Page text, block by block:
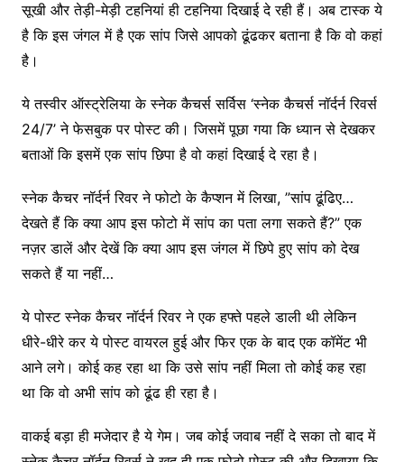
सूखी और तेड़ी-मेड़ी टहनियां ही टहनिया दिखाई दे रही हैं। अब टास्क ये
है कि इस जंगल में है एक सांप जिसे आपको ढूंढकर बताना है कि वो कहां
है।
ये तस्वीर ऑस्ट्रेलिया के स्नेक कैचर्स सर्विस ‘स्नेक कैचर्स नॉर्दर्न रिवर्स
24/7’ ने फेसबुक पर पोस्ट की। जिसमें पूछा गया कि ध्यान से देखकर
बताओं कि इसमें एक सांप छिपा है वो कहां दिखाई दे रहा है।
स्नेक कैचर नॉर्दर्न रिवर ने फोटो के कैप्शन में लिखा, ”सांप ढूंढिए…
देखते हैं कि क्या आप इस फोटो में सांप का पता लगा सकते हैं?” एक
नज़र डालें और देखें कि क्या आप इस जंगल में छिपे हुए सांप को देख
सकते हैं या नहीं…
ये पोस्ट स्नेक कैचर नॉर्दर्न रिवर ने एक हफ्ते पहले डाली थी लेकिन
धीरे-धीरे कर ये पोस्ट वायरल हुई और फिर एक के बाद एक कॉमेंट भी
आने लगे। कोई कह रहा था कि उसे सांप नहीं मिला तो कोई कह रहा
था कि वो अभी सांप को ढूंढ ही रहा है।
वाकई बड़ा ही मजेदार है ये गेम। जब कोई जवाब नहीं दे सका तो बाद में